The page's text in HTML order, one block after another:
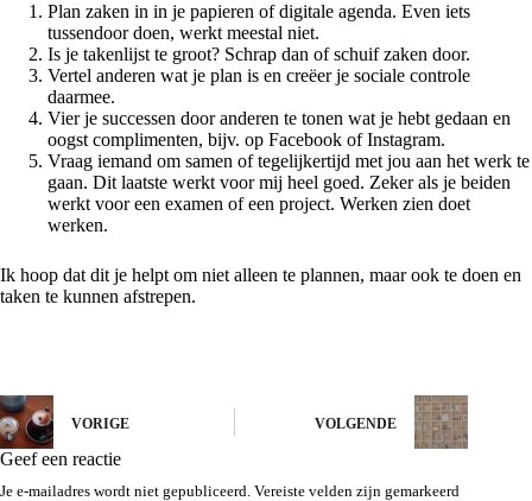
Plan zaken in in je papieren of digitale agenda. Even iets
tussendoor doen, werkt meestal niet.
Is je takenlijst te groot? Schrap dan of schuif zaken door.
Vertel anderen wat je plan is en creëer je sociale controle
daarmee.
Vier je successen door anderen te tonen wat je hebt gedaan en
oogst complimenten, bijv. op Facebook of Instagram.
Vraag iemand om samen of tegelijkertijd met jou aan het werk te
gaan. Dit laatste werkt voor mij heel goed. Zeker als je beiden
werkt voor een examen of een project. Werken zien doet
werken.
Ik hoop dat dit je helpt om niet alleen te plannen, maar ook te doen en
taken te kunnen afstrepen.
VORIGE VOLGENDE
Geef een reactie
Je e-mailadres wordt niet gepubliceerd. Vereiste velden zijn gemarkeerd